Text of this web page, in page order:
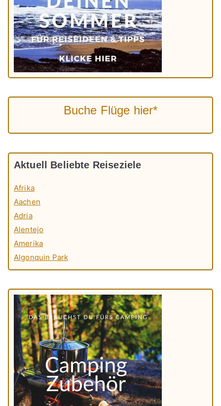
Buche Flüge hier*
Aktuell Beliebte Reiseziele
Afrika
Aachen
Adria
Alentejo
Amerika
Algonquin Park